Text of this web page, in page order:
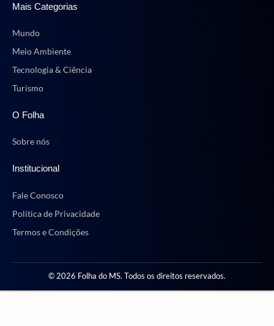
Mais Categorias
Mundo
Meio Ambiente
Tecnologia & Ciência
Turismo
O Folha
Sobre nós
Institucional
Fale Conosco
Política de Privacidade
Termos e Condições
© 2026 Folha do MS. Todos os direitos reservados.